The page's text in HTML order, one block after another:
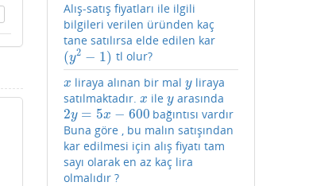
Alış-satış fiyatları ile ilgili
bilgileri verilen üründen kaç
tane satılırsa elde edilen kar
(y2 − 1)
(y2− 1) tl olur?
x
x liraya alınan bir maly
yliraya
satılmaktadır. x
x iley
yarasında
2y = 5x − 600
2y= 5x −600
bağıntısı vardır
Buna göre , bu malın satışından
kar edilmesi için alış fiyatı tam
sayı olarak en az kaç lira
olmalıdır ?